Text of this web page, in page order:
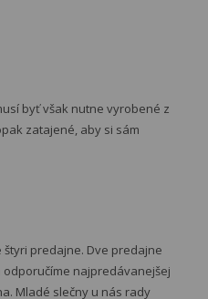
byť však nutne vyrobené z
zatajené, aby si sám
predajne. Dve predajne
odporučíme najpredávanejšej
Mladé slečny u nás rady